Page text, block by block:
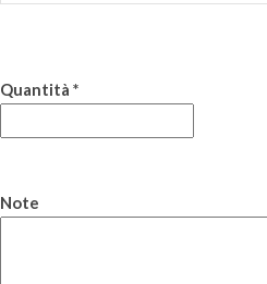
Quantità *
Note